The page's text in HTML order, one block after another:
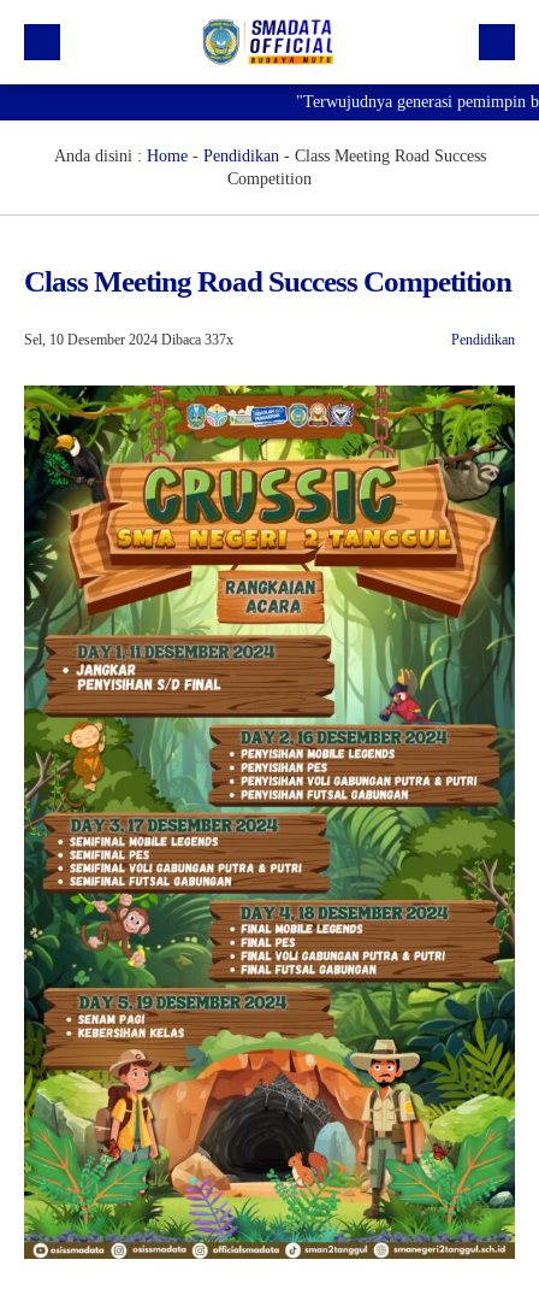
Profil
Informasi
Saluran Resmi WA
"Terwujudnya generasi pemimpin
Anda disini : Home- Pendidikan- Class Meeting Road Success
Competition
Class Meeting Road Success Competition
Sel, 10 Desember 2024 Dibaca 337x Pendidikan